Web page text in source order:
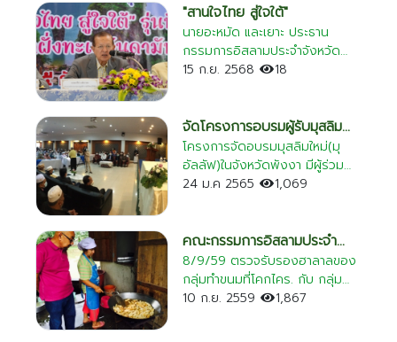
"สานใจไทย สู่ใจใต้"
นายอะหมัด และเยาะ ประธาน
กรรมการอิสลามประจำจังหวัด
พังงา นายนพดล สุทธิการ เลขนุ
จังหวัดพังงา ร่วมปฐมนิเทศ
ครอบครัวอุปถัมภ์ฯ ในวันจันทร์ที่
๑๕ กันยายน ๒๕๖๘ เวลา ๑๐.๐๐
น. ณ ห้องประชุมปันหยี โรงแรมภู
ประธานกรรมการบริหารมูลนิธิ
“สานใจไทย สู่ใจใต้” เป็นประธานใน
พิธี มีร้อยตำรวจโท อาทิตย์ บุญ
ญะโสภัต เลขาธิการมูลนิธิสานใจ
15 ก.ย. 2568 18
จัดโครงการอบรมผู้รับมุสลิม
ใหม่(มุอัลลัฟ)ในจังหวัดพังงา
โครงการจัดอบรมมุสลิมใหม่(มุ
อัลลัฟ)ในจังหวัดพังงา มีผู้ร่วม
อบรมมากว่า 250 คน จัดขึ้นที่
นายกองค์การบริหารส่วนจังหวัด
พังงา เป็นประธานพิธีเปิดโครง
การฯ นายจรัญ ปรางสุวรรณ์ ผอ.
กองการศึกษาฯ รักษาราชการแทน
24 ม.ค 2565 1,069
คณะกรรมการอิสลามประจำ
จังหวัดพังงา ตรวจฮาลาล
8/9/59 ตรวจรับรองฮาลาลของ
กลุ่มทำขนมที่โคกไคร. กับ กลุ่ม
บ้านเก้าเจ้า วันที่ 8/9/59 ตรวจ
10 ก.ย. 2559 1,867